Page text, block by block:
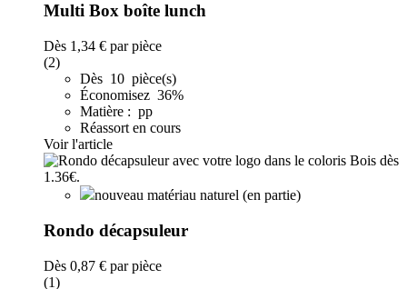
Multi Box boîte lunch
Dès 1,34 € par pièce
(2)
Dès 10 pièce(s)
Économisez 36%
Matière : pp
Réassort en cours
Voir l'article
nouveau matériau naturel (en partie)
Rondo décapsuleur
Dès 0,87 € par pièce
(1)